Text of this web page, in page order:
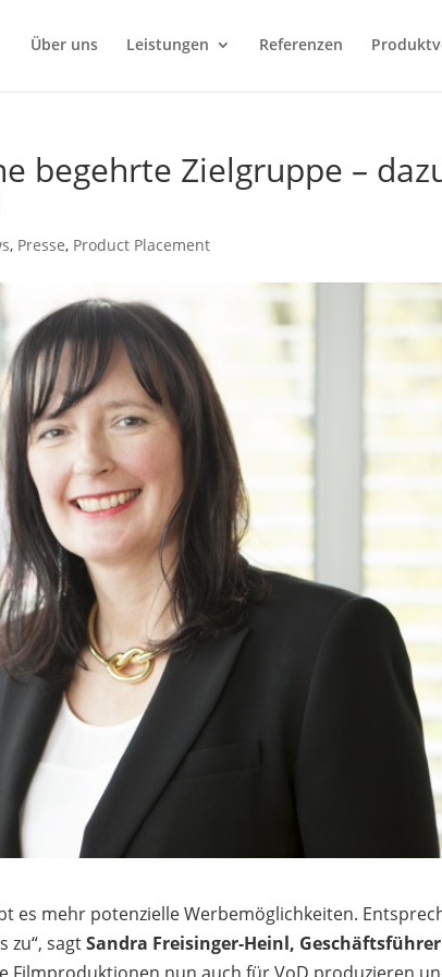
Über uns Leistungen Referenzen
begehrte Zielgruppe –
, Presse, Product Placement
es mehr potenzielle Werbemöglichkeiten.
zu“, sagtSandra Freisinger-Heinl,